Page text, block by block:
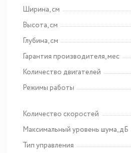
Ширина, см
Высота, см
Глубина, см
Гарантия производителя, мес
Количество двигателей
Режимы работы
Количество скоростей
Максимальный уровень шума, дБ
Тип управления